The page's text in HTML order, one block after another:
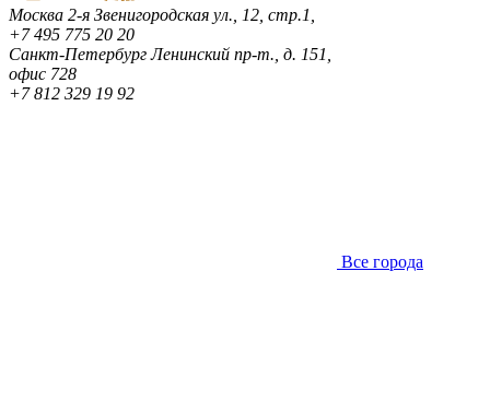
Москва 2-я Звенигородская ул., 12, стр.1,
+7 495 775 20 20
Санкт-ПетербургЛенинский пр-т., д. 151,
офис 728
+7 812 329 19 92
Все города